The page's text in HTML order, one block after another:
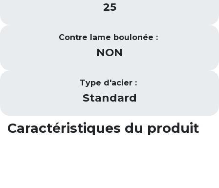
25
Contre lame boulonée :
NON
Type d'acier :
Standard
Caractéristiques du produit